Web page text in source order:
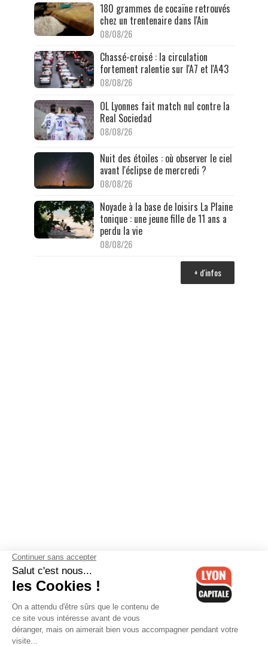
180 grammes de cocaïne retrouvés
chez un trentenaire dans l'Ain
08/08/26
Chassé-croisé : la circulation
fortement ralentie sur l'A7 et l'A43
08/08/26
OL Lyonnes fait match nul contre la
Real Sociedad
08/08/26
Nuit des étoiles : où observer le ciel
avant l'éclipse de mercredi ?
08/08/26
Noyade à la base de loisirs La Plaine
tonique : une jeune fille de 11 ans a
perdu la vie
08/08/26
+ d'infos